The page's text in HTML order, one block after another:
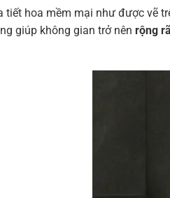
tiết hoa mềm mại như được vẽ
giúp không gian trở nên rộng